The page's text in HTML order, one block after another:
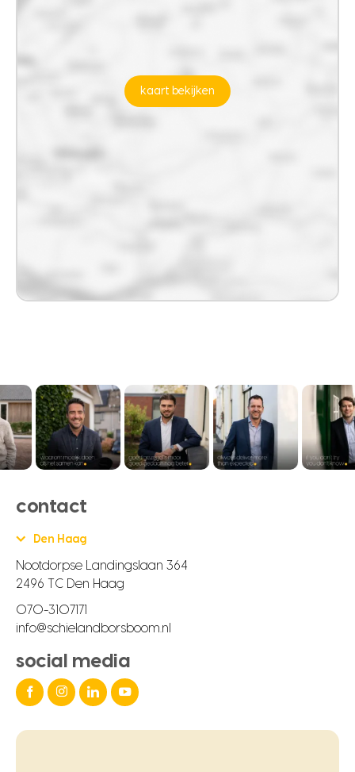
kaart bekijken
contact
Den Haag
Nootdorpse Landingslaan 364
2496 TC Den Haag
070-3107171
info@schielandborsboom.nl
social media